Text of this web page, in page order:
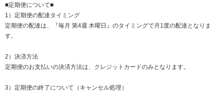
■定期便について■
1）定期便の配達タイミング
定期便の配達は、『毎月 第4週 木曜日』のタイミングで月1度の配達となりま
す。
2）決済方法
定期便のお支払いの決済方法は、クレジットカードのみとなります。
3）定期便の終了について（キャンセル処理）